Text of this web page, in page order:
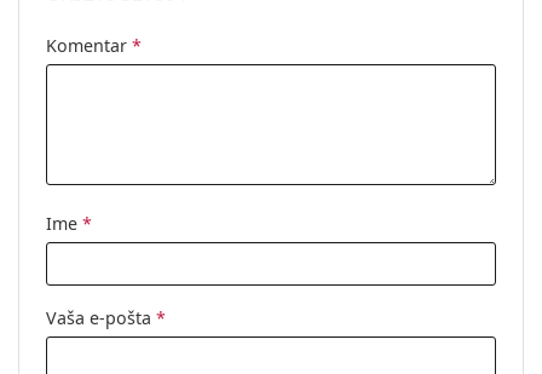
Spol:
Komentar *
Ime *
Vaša e-pošta *